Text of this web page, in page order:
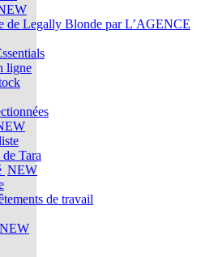
de Legally Blonde par L’AGENCE
ligne
Tara
NEW
de travail
NEW